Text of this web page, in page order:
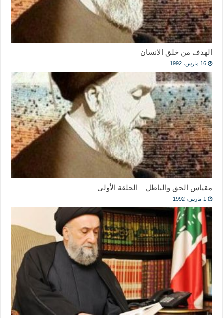
الهدف من خلق الانسان
16 مارس، 1992
مقياس الحق والباطل – الحلقة الأولى
1 مارس، 1992